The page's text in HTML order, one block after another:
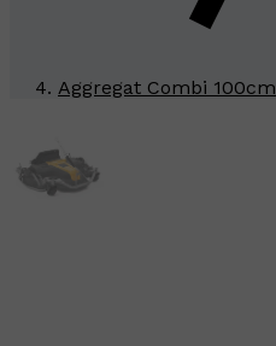
Aggregat Combi 100cm